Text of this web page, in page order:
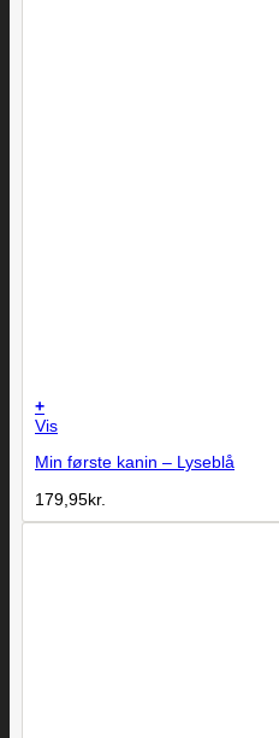
+
Vis
Min første kanin – Lyseblå
179,95kr.